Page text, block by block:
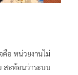
คือ หน่วยงานไม่
สะท้อนว่าระบบ